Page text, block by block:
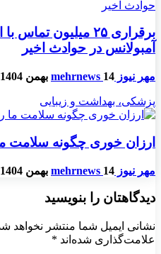
آمبولانس در حوادث اخیر
مهر نیوز mehrnews 14 بهمن 1404
پزشکی، بهداشت و زیبایی
ارزان خوری چگونه سلامت
مهر نیوز mehrnews 14 بهمن 1404
دیدگاهتان را بنویسید
نشانی ایمیل شما منتشر نخواهد
علامت‌گذاری شده‌اند *